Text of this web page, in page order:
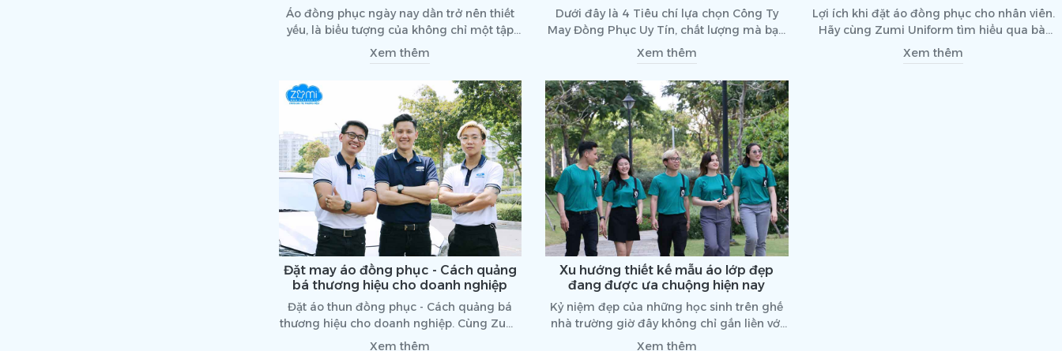
Áo đồng phục ngày nay dần trở nên thiết
yếu, là biểu tượng của không chỉ một tập
thể, một nhóm nhỏ, mà còn của công ty,
doanh nghiệp lớn. Bạn biết chăng, khi may
áo đồng phục thì chất liệu vải là một trong
những yếu tố quan trọng cần lưu ý. Vậy tiêu
chí để chọn vải may áo đồng phục như thế
nào? Cùng tìm hiểu qua bài viết dưới đây
nhé!
Xem thêm
Dưới đây là 4 Tiêu chí lựa chọn Công Ty
May Đồng Phục Uy Tín, chất lượng mà bạn
không thể bỏ qua khi đặt đồng phục
Xem thêm
Lợi ích khi đặt áo đồng phục cho nhân viên.
Hãy cùng Zumi Uniform tìm hiểu qua bài
viết nhé!
Xem thêm
Đặt may áo đồng phục - Cách quảng
bá thương hiệu cho doanh nghiệp
Đặt áo thun đồng phục - Cách quảng bá
thương hiệu cho doanh nghiệp. Cùng Zumi
Uniform tìm hiểu qua bài viết sau đây.
Xem thêm
Xu hướng thiết kế mẫu áo lớp đẹp
đang được ưa chuộng hiện nay
Kỷ niệm đẹp của những học sinh trên ghế
nhà trường giờ đây không chỉ gắn liền với
chiếc áo dài, sơ mi trắng nữa, mà còn là
Xem thêm